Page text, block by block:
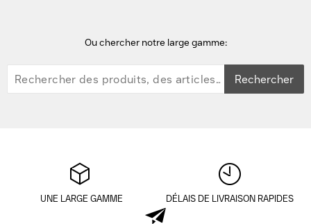
Ou chercher notre large gamme:
Rechercher
UNE LARGE GAMME DÉLAIS DE LIVRAISON RAPIDES